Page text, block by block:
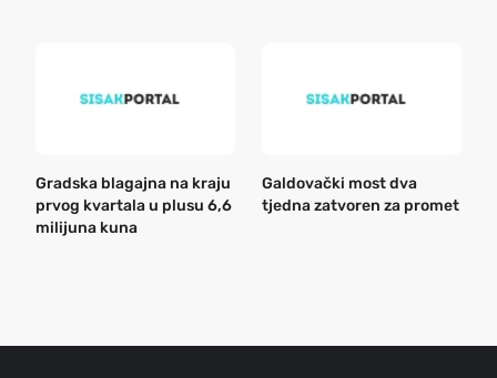
Gradska blagajna na kraju
prvog kvartala u plusu 6,6
milijuna kuna
Galdovački most dva
tjedna zatvoren za promet